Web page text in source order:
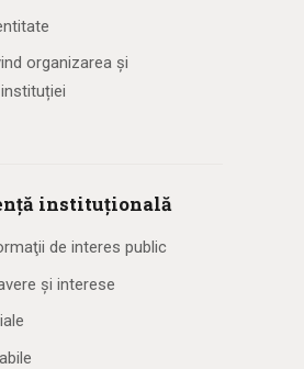
organizarea și
instituțională
de interes public
și interese